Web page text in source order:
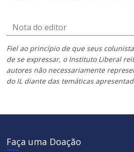
Nota do editor
Fiel ao princípio de que seus
de se expressar, o Instituto Liberal
autores não necessariamente
do IL diante das temáticas
Faça uma Doação